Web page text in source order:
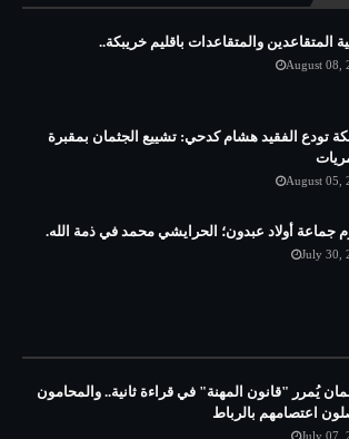
المتقاعدين والمتقاعدات باقليم خريبكة..
August 08,
تودع الفقيد هشام كدحي: تشييع الجثمان بمقبرة
August 05,
جماعة أولاد عبدون؛ الحرايشي محمد في ذمة الله.
July 30,
يُمرر "قانون المهنة" في قراءة ثانية.. والمحامون
اعتصامهم بالرباط
July 07,